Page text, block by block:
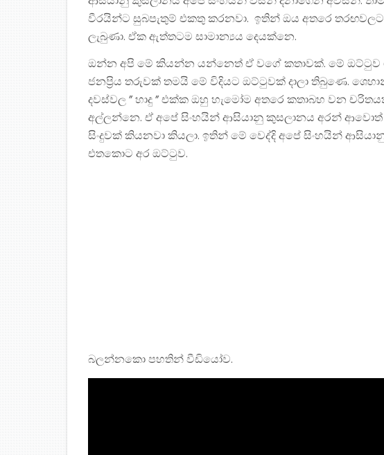
වීරයින්ට සුබපැතුම් එකතු කරනවා. ඉතින් ඔය අතරෙ
ලැබුණා. ඒක ඇත්තටම සාමාන්‍යය දෙයක්නෙ.
ඔන්න අපි මේ කියන්න යන්නෙත් ඒ වගේ කතාවක්. මේ
ජනප්‍රිය තරුවක් තමයි මේ විදියට ඔට්ටුවක් දාලා තිබුණෙ.
දවස්වල ” හාදු ” එක්ක ඔහු හැමෝම අතරෙ කතාබහ වන
අල්ලන්නෙ. ඒ අපේ සිංහයින් ආසියානු කුසලානය අරන්
සිංදුවක් කියනවා කියලා. ඉතින් මේ වෙද්දි අපේ සිංහයින්
එතකොට අර ඔට්ටුව.
බලන්නකො පහතින් වීඩියෝව.